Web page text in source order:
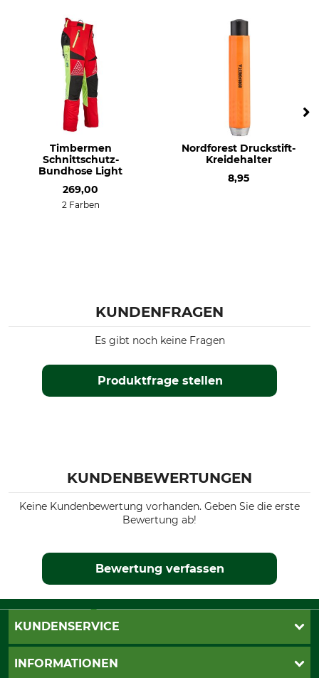
Timbermen
Schnittschutz-
Bundhose Light
269,00
2 Farben
Nordforest Druckstift-
Kreidehalter
8,95
KUNDENFRAGEN
Produktfrage stellen
Es gibt noch keine Fragen
KUNDENBEWERTUNGEN
Keine Kundenbewertung vorhanden. Geben Sie die erste
Bewertung ab!
Bewertung verfassen
KUNDENSERVICE
Live-Shopping
INFORMATIONEN